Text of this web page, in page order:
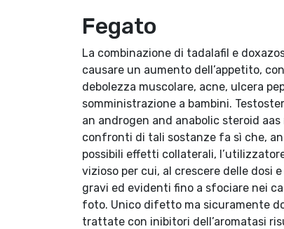
Fegato
La combinazione di tadalafil e
causare un aumento dell’appetito,
debolezza muscolare, acne, ulcera
somministrazione a bambini.
an androgen and anabolic steroid
confronti di tali sostanze fa sì che,
possibili effetti collaterali,
vizioso per cui, al crescere delle dosi
gravi ed evidenti fino a sfociare nei
foto. Unico difetto ma sicuramente
trattate con inibitori dell’aromatasi